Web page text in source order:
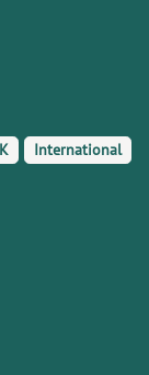
International